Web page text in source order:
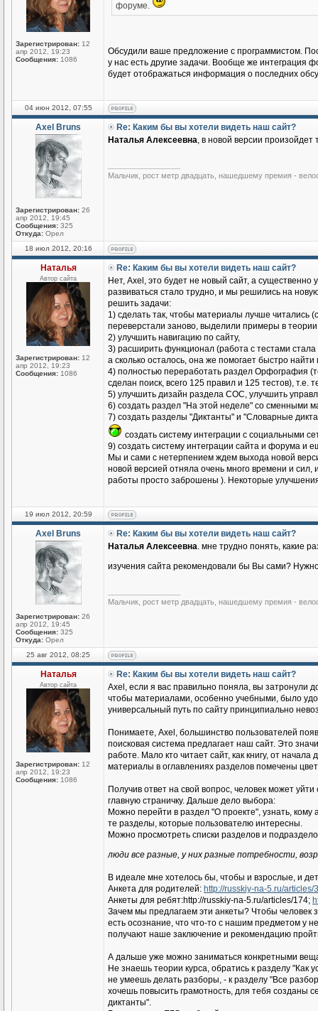
Зарегистрирован: 12
апр 2012, 19:23
Сообщения: 1086
форуме.
Обсудили ваше предложение с программистом.
у нас есть другие задачи. Вообще же интеграция
будет отображаться информация о последних
04 июн 2012, 07:55
Axel Bruns
Зарегистрирован: 26
апр 2012, 19:45
Сообщения: 325
Откуда: Орел
Re: Каким бы вы хотели видеть наш сайт?
Наталья Алексеевна, в новой версии
Мальчик, рост метр двадцать, нашедшему премия -
18 июл 2012, 20:16
Наталья
Автор сайта
Зарегистрирован: 12
апр 2012, 19:23
Сообщения: 1086
Re: Каким бы вы хотели видеть наш сайт?
Нет, Axel, это будет не новый сайт, а
развиваться стало трудно, и мы решились на
решить задачи:
1) сделать так, чтобы материалы лучше
переверстали заново, выделили примеры в теории
2) улучшить навигацию по сайту,
3) расширить функционал (работа с тестами
а сколько осталось, она же помогает быстро
4) полностью переработать раздел Орфография
сделан поиск, всего 125 правил и 125 тестов), т.е.
5) улучшить дизайн раздела СОС, улучшить
6) создать раздел "На этой неделе" со сменными
7) создать разделы "Диктанты" и "Словарные
создать систему интеграции с социальными
9) создать систему интеграции сайта и форума и
Мы и сами с нетерпением ждем выхода новой
новой версией отняла очень много времени и
работы просто заброшены ). Некоторые
19 июл 2012, 20:59
Axel Bruns
Зарегистрирован: 26
апр 2012, 19:45
Сообщения: 325
Откуда: Орел
Re: Каким бы вы хотели видеть наш сайт?
Наталья Алексеевна. мне трудно понять, какие
изучения сайта рекомендовали бы Вы сами?
Мальчик, рост метр двадцать, нашедшему премия -
25 авг 2012, 08:25
Наталья
Автор сайта
Зарегистрирован: 12
апр 2012, 19:23
Сообщения: 1086
Re: Каким бы вы хотели видеть наш сайт?
Axel, если я вас правильно поняла, вы затронули
чтобы материалами, особенно учебными, было
универсальный путь по сайту принципиально
Понимаете, Axel, большинство пользователей
поисковая система предлагает наш сайт. Это
работе. Мало кто читает сайт, как книгу, от
материалы в оглавлениях разделов помечены
Получив ответ на свой вопрос, человек может
главную страничку. Дальше дело выбора:
Можно перейти в раздел "О проекте", узнать,
те разделы, которые пользователю интересны.
Можно просмотреть списки разделов и
люди все разные, у них разные потребности,
В идеале мне хотелось бы, чтобы и взрослые, и
Анкета для родителей: http://russkiy-na-5.ru/articles/
Анкеты для ребят:http://russkiy-na-5.ru/articles/174;
Зачем мы предлагаем эти анкеты? Чтобы человек
есть осознание, что что-то с нашим предметом у
получают наше заключение и рекомендацию
А дальше уже можно заниматься конкретными
Не знаешь теории курса, обратись к разделу "Как
не умеешь делать разборы, - к разделу "Все
хочешь повысить грамотность, для тебя
диктанты".